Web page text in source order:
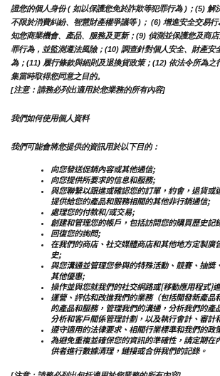
證您的個人身份 ( 如以保護您免於詐欺等犯罪行為 )；(5) 解
不限於消費糾紛、智慧財產權爭議等 )； (6) 增進安全交易
知您商業機會、產品、服務及更新；(9) 偵測並保護您及商
罪行為，並監測遵法風險；(10) 調查針對個人安全、財產安
為；(11) 履行條款與細則及退換貨政策；(12) 依法令所為之
集當時取得您同意之目的。
[注意：請務必列出適用於您業務的所有內容]
我們如何使用個人資料
我們可能會將您提供的資訊用於以下目的：
向您發送促銷內容或其他通信;
向您提供所要求的信息和服務;
與您聯繫以跟進或確認您的訂單，約會，退貨或
提供給您的產品和服務相關的其他非行銷通信;
處理您的付款和/或交易;
創建和管理您的帳戶，包括訪問您的購買歷史記
回復您的詢問;
在我們的商店、社交媒體商店和其他地方定製廣
史;
與您溝通並管理您參與的特殊活動、競賽、抽獎
其他優惠;
操作並與您就我們的社交網路或[移動應用程式]
運營、評估和改進我們的業務（包括開發新產品
的產品和服務，管理我們的溝通，分析我們的產
分析和客戶關係管理計劃，以及執行會計、審計
遵守適用的法律要求、相關行業標準和我們的政
為避免重複並確保您的資訊的準確性，請定期在
供者進行數據清理，鏈接或合併我們的記錄。